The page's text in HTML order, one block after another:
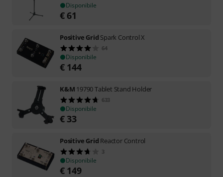
Disponibile
€ 61
Positive Grid Spark Control X
64
Disponibile
€ 144
K&M 19790 Tablet Stand Holder
633
Disponibile
€ 33
Positive Grid Reactor Control
3
Disponibile
€ 149